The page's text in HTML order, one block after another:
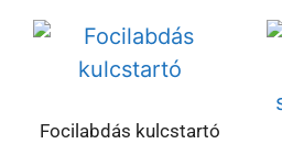
Focilabdás kulcstartó